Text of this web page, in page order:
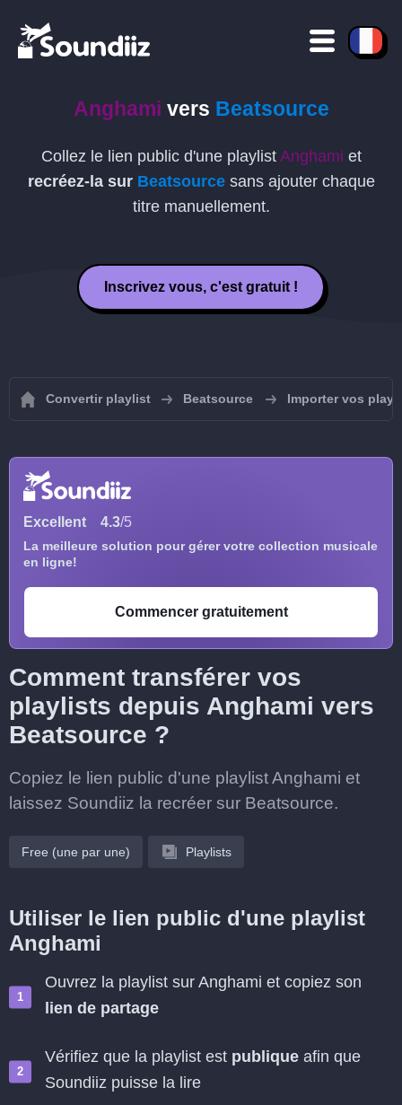
Anghami vers Beatsource
Collez le lien public d'une playlist Anghami et
recréez-la sur Beatsourcesans ajouter chaque
titre manuellement.
Inscrivez vous, c'est gratuit !
Convertir playlist Beatsource Importer vos
Excellent 4.3/5
La meilleure solution pour gérer votre collection musicale
en ligne!
Commencer gratuitement
Comment transférer vos
playlists depuis Anghami vers
Beatsource ?
Copiez le lien public d'une playlist Anghami et
laissez Soundiiz la recréer sur Beatsource.
Free (une par une) Playlists
Utiliser le lien public d'une playlist
Anghami
Ouvrez la playlist sur Anghami et copiez son
lien de partage
Vérifiez que la playlist est publique afin que
Soundiiz puisse la lire